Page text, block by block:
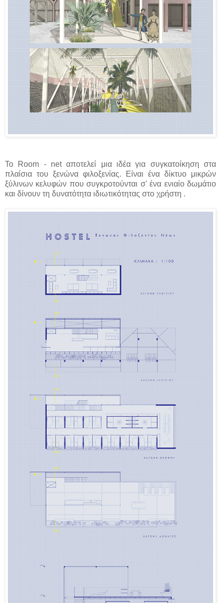
Το Room - net αποτελεί μια ιδέα για συγκατοίκηση στα
πλαίσια του ξενώνα φιλοξενίας. Είναι ένα δίκτυο μικρών
ξύλινων κελυφών που συγκροτούνται σ' ένα ενιαίο δωμάτιο
και δίνουν τη δυνατότητα ιδιωτικότητας στο χρήστη .